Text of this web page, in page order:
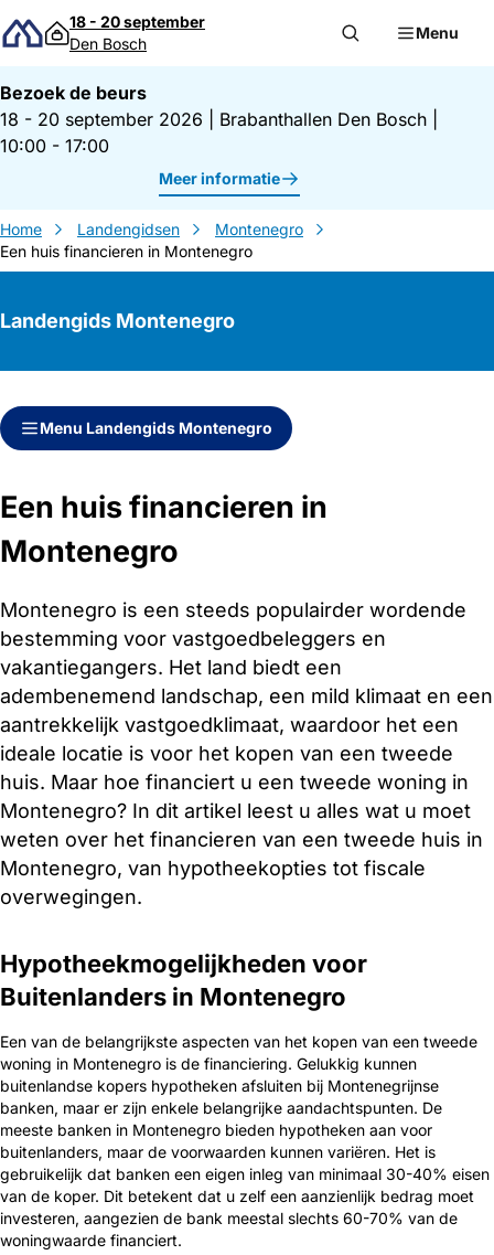
Direct naar inhoud
18 - 20 september
Den Bosch
Menu
Bezoek de beurs
18 - 20 september 2026
Brabanthallen Den Bosch
10:00 - 17:00
Meer informatie
Home Landengidsen
Montenegro
Een huis financieren in Montenegro
Landengids Montenegro
Direct naar inhoud
Direct naar zijbalk
Menu Landengids Montenegro
Een huis financieren in
Montenegro
Montenegro is een steeds populairder wordende
bestemming voor vastgoedbeleggers en
vakantiegangers. Het land biedt een
adembenemend landschap, een mild klimaat en een
aantrekkelijk vastgoedklimaat, waardoor het een
ideale locatie is voor het kopen van een tweede
huis. Maar hoe financiert u een tweede woning in
Montenegro? In dit artikel leest u alles wat u moet
weten over het financieren van een tweede huis in
Montenegro, van hypotheekopties tot fiscale
overwegingen.
Hypotheekmogelijkheden voor
Buitenlanders in Montenegro
Een van de belangrijkste aspecten van het kopen van een tweede
woning in Montenegro is de financiering. Gelukkig kunnen
buitenlandse kopers hypotheken afsluiten bij Montenegrijnse
banken, maar er zijn enkele belangrijke aandachtspunten. De
meeste banken in Montenegro bieden hypotheken aan voor
buitenlanders, maar de voorwaarden kunnen variëren. Het is
gebruikelijk dat banken een eigen inleg van minimaal 30-40% eisen
van de koper. Dit betekent dat u zelf een aanzienlijk bedrag moet
investeren, aangezien de bank meestal slechts 60-70% van de
woningwaarde financiert.